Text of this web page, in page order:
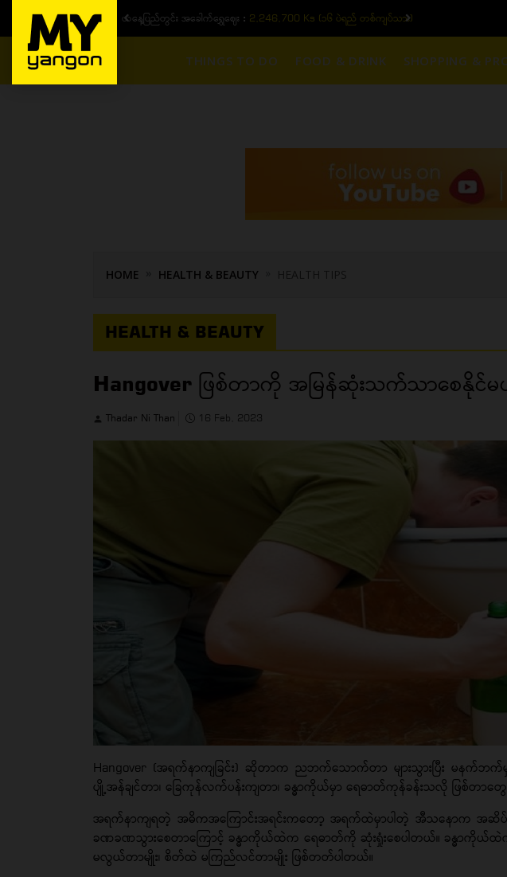
ယနေ့ပြည်တွင်း ၁၅ ပဲရည်ရွှေဈေး :3,770,000 - ပြင်ပပေါက်စျေး (၁၆ ပဲရည် တစ်ကျပ်သား)
THINGS TO DO FOOD & DRINK SHOPPING &
HOME HEALTH & BEAUTY HEALTH TIPS
HEALTH & BEAUTY
Hangover ဖြစ်တာကို အမြန်ဆုံးသက်သာစေနိုင်
Thadar Ni Than 16 Feb, 2023
Hangover (အရက်နာကျခြင်း) ဆိုတာက ညဘက်သောက်တာ များသွားပြီး မနက်ဘက်မှ
ပျို့အန်ချင်တာ၊ ခြေကုန်လက်ပန်းကျတာ၊ ခန္ဓာကိုယ်မှာ ရေဓာတ်ကုန်ခန်းသလို ဖြစ်တ
အရက်နာကျရတဲ့ အဓိကအကြောင်းအရင်းကတော့ အရက်ထဲမှာပါတဲ့ အီသနောက အဆိပ်ရှိတဲ့
ခဏခဏသွားစေတာကြောင့် ခန္ဓာကိုယ်ထဲက ရေဓာတ်ကို ဆုံးရှုံးစေပါတယ်။ ခန္ဓာကိုယ်
မလွယ်တာမျိုး၊ စိတ်ထဲ မကြည်လင်တာမျိုး ဖြစ်တတ်ပါတယ်။